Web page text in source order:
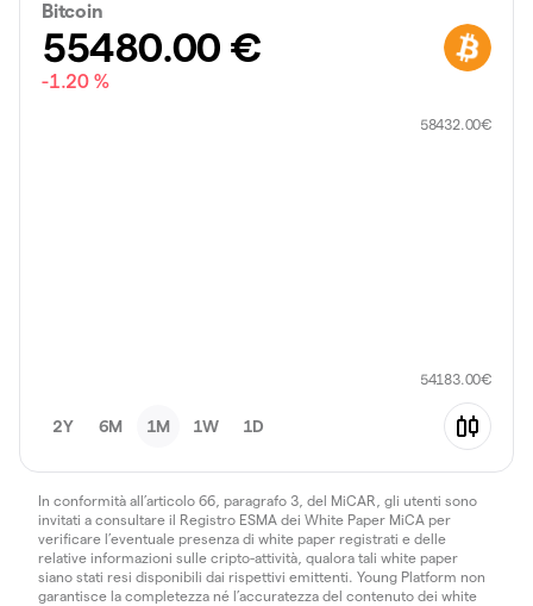
Bitcoin
55480.00 €
-1.20 %
58432.00€
54183.00€
2Y 6M 1M 1W 1D
In conformità all’articolo 66, paragrafo 3, del MiCAR, gli utenti sono
invitati a consultare il Registro ESMA dei White Paper MiCA per
verificare l’eventuale presenza di white paper registrati e delle
relative informazioni sulle cripto-attività, qualora tali white paper
siano stati resi disponibili dai rispettivi emittenti. Young Platform non
garantisce la completezza né l’accuratezza del contenuto dei white